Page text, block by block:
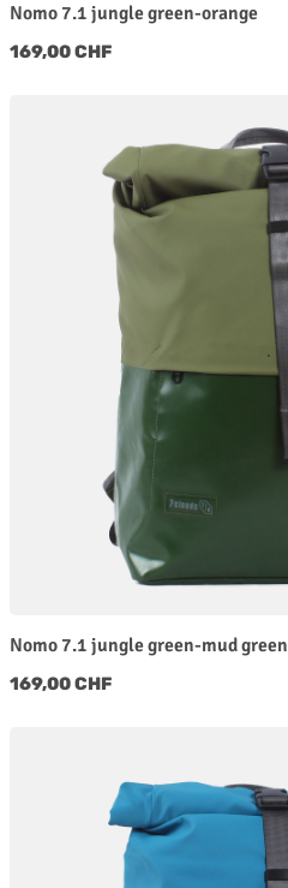
Nomo 7.1 jungle green-orange
Regulärer Preis:
169,00 CHF
Nomo 7.1 jungle green-mud green
Regulärer Preis:
169,00 CHF